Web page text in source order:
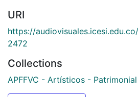
URI
https://
2472
Collections
APFFVC - Artísticos - Patrimonial